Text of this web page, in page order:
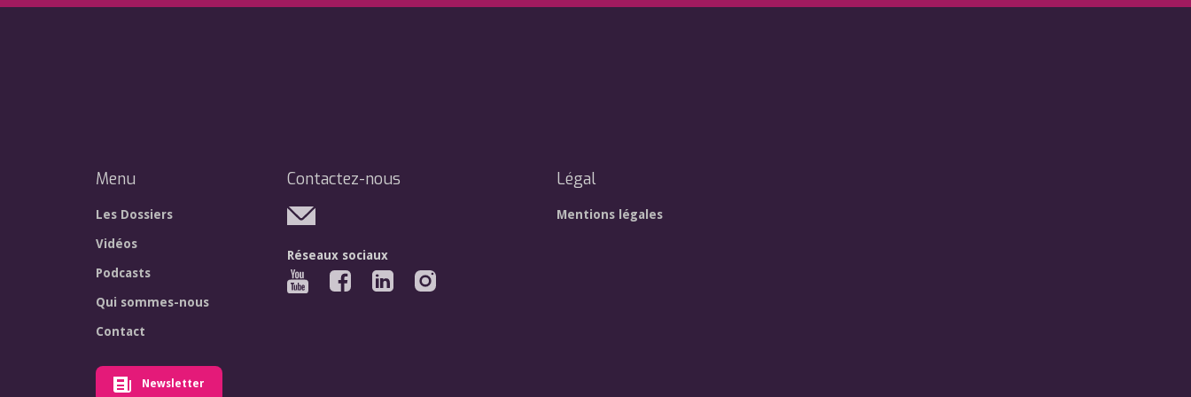
Menu
Les Dossiers
Vidéos
Podcasts
Qui sommes-nous
Contact
Newsletter
Contactez-nous
Réseaux sociaux
Légal
Mentions légales